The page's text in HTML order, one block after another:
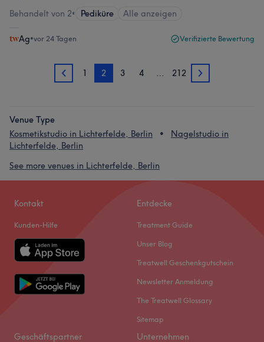
Behandelt von 2• Pediküre Alle anzeigen
Ag•vor 24 Tagen Verifizierte Bewertung
1 1 2 3 4 … 212 3
Venue Type
Kosmetikstudio in Lichterfelde, Berlin
Nagelstudio in
Lichterfelde, Berlin
See more venues in Lichterfelde, Berlin
Kontakt
Kunden-Hilfe
Entdecke
Treatment Guide
Unser Blog
Treatwell Geschenkgutschein
Newsletter Anmeldung
The Treatwell Glossary
Sitemap
Geschäftspartner Unternehmen